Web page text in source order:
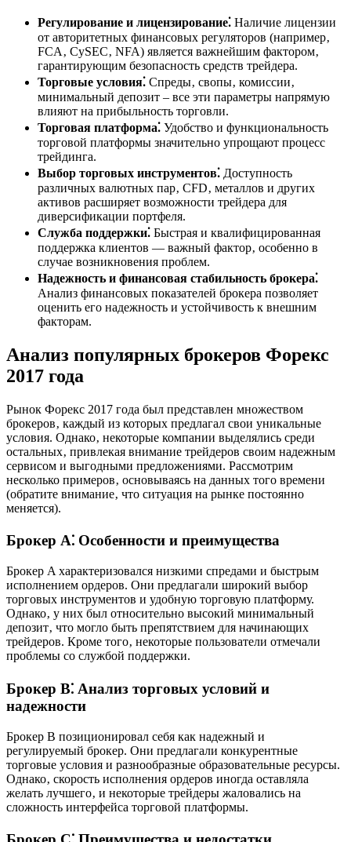
Регулирование и лицензирование⁚ Наличие лицензии
от авторитетных финансовых регуляторов (например‚
FCA‚ CySEC‚ NFA) является важнейшим фактором‚
гарантирующим безопасность средств трейдера.
Торговые условия⁚ Спреды‚ свопы‚ комиссии‚
минимальный депозит – все эти параметры напрямую
влияют на прибыльность торговли.
Торговая платформа⁚ Удобство и функциональность
торговой платформы значительно упрощают процесс
трейдинга.
Выбор торговых инструментов⁚ Доступность
различных валютных пар‚ CFD‚ металлов и других
активов расширяет возможности трейдера для
диверсификации портфеля.
Служба поддержки⁚ Быстрая и квалифицированная
поддержка клиентов — важный фактор‚ особенно в
случае возникновения проблем.
Надежность и финансовая стабильность брокера⁚
Анализ финансовых показателей брокера позволяет
оценить его надежность и устойчивость к внешним
факторам.
Анализ популярных брокеров Форекс
2017 года
Рынок Форекс 2017 года был представлен множеством
брокеров‚ каждый из которых предлагал свои уникальные
условия. Однако‚ некоторые компании выделялись среди
остальных‚ привлекая внимание трейдеров своим надежным
сервисом и выгодными предложениями. Рассмотрим
несколько примеров‚ основываясь на данных того времени
(обратите внимание‚ что ситуация на рынке постоянно
меняется).
Брокер A⁚ Особенности и преимущества
Брокер A характеризовался низкими спредами и быстрым
исполнением ордеров. Они предлагали широкий выбор
торговых инструментов и удобную торговую платформу.
Однако‚ у них был относительно высокий минимальный
депозит‚ что могло быть препятствием для начинающих
трейдеров. Кроме того‚ некоторые пользователи отмечали
проблемы со службой поддержки.
Брокер B⁚ Анализ торговых условий и
надежности
Брокер B позиционировал себя как надежный и
регулируемый брокер. Они предлагали конкурентные
торговые условия и разнообразные образовательные ресурсы.
Однако‚ скорость исполнения ордеров иногда оставляла
желать лучшего‚ и некоторые трейдеры жаловались на
сложность интерфейса торговой платформы.